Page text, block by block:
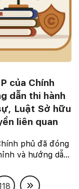
của Chính
dẫn thi hành
Luật Sở hữu
liên quan
phủ đã đóng
và hướng dẫn
...